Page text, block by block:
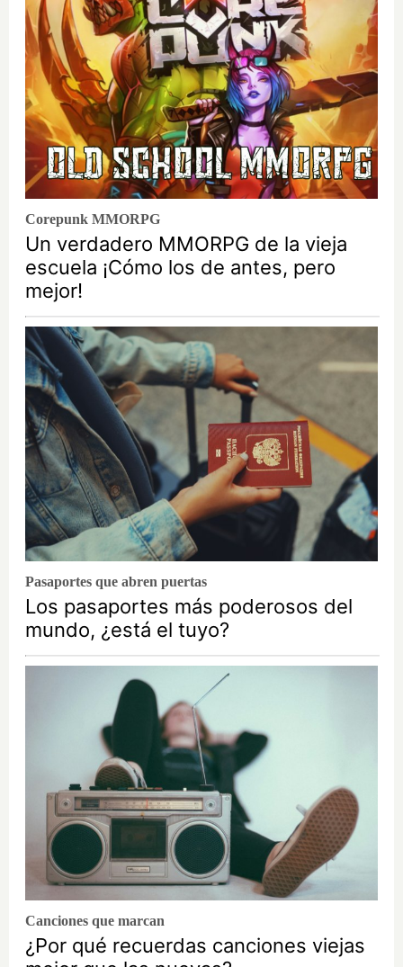
Corepunk MMORPG
Un verdadero MMORPG de la vieja
escuela ¡Cómo los de antes, pero
mejor!
Pasaportes que abren puertas
Los pasaportes más poderosos del
mundo, ¿está el tuyo?
Canciones que marcan
¿Por qué recuerdas canciones viejas